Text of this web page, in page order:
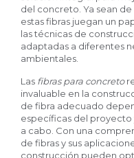
del concreto. Ya sean
estas fibras juegan un
las técnicas de
adaptadas a diferentes
ambientales.
Las fibras para concreto
invaluable en la
de fibra adecuado
específicas del proyecto
a cabo. Con una
de fibras y sus
construcción pueden